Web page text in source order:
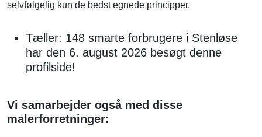
selvfølgelig kun de bedst egnede principper.
Tæller: 148 smarte forbrugere i Stenløse
har den 6. august 2026 besøgt denne
profilside!
Vi samarbejder også med disse
malerforretninger: